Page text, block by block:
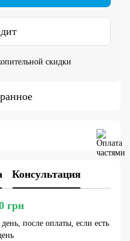
скидки
Консультация
грн
после оплаты, если есть